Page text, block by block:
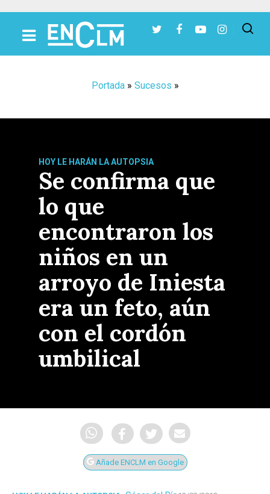
Portada» Sucesos »
HOY LE HARÁN LA AUTOPSIA
Se confirma que
lo que
encontraron los
niños en un
arroyo de Iniesta
era un feto, aún
con el cordón
umbilical
Añade ENCLM en Google